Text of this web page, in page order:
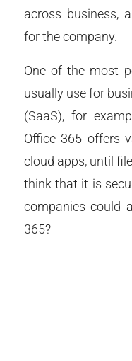
across business,
for the company.
One of the most
usually use for
(SaaS), for
Office 365 offers
cloud apps, until
think that it is
companies could
365?